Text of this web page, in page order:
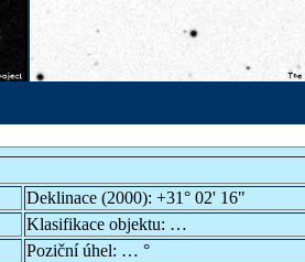
Deklinace (2000): +31° 02' 16"
Klasifikace objektu: …
Poziční úhel: … °